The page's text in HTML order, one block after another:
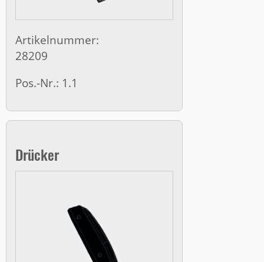
Artikelnummer:
28209
Pos.-Nr.: 1.1
Drücker